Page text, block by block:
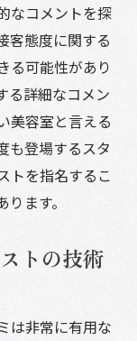
なコメントを探
客態度に関する
る可能性があり
る詳細なコメン
美容室と言える
も登場するスタ
トを指名するこ
ます。
トの技術
は非常に有用な